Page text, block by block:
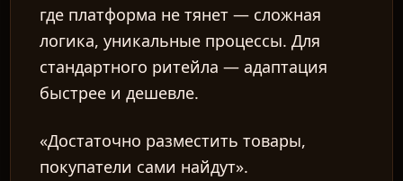
где платформа не тянет — сложная
логика, уникальные процессы. Для
стандартного ритейла — адаптация
быстрее и дешевле.
«Достаточно разместить товары,
покупатели сами найдут».